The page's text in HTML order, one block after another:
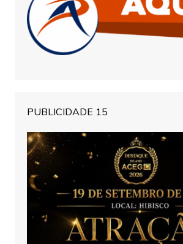
PUBLICIDADE 15